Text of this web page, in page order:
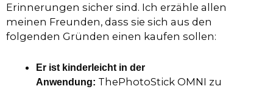
Erinnerungen sicher sind. Ich erzähle allen
meinen Freunden, dass sie sich aus den
folgenden Gründen einen kaufen sollen:
Er ist kinderleicht in der
Anwendung: ThePhotoStick OMNI zu